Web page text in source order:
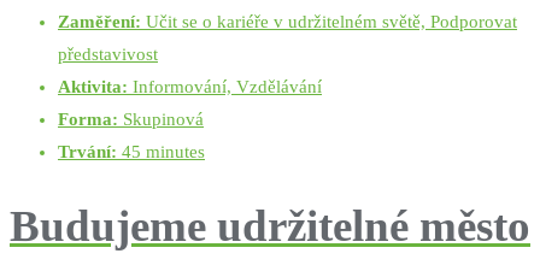
Zaměření: Učit se o kariéře v udržitelném světě, Podporovat
představivost
Aktivita: Informování, Vzdělávání
Forma: Skupinová
Trvání: 45 minutes
Budujeme udržitelné město